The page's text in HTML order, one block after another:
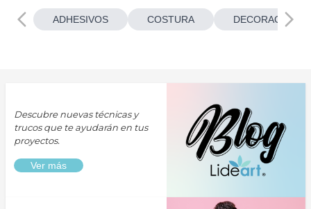
ADHESIVOS COSTURA
Descubre nuevas técnicas y
trucos que te ayudarán en tus
proyectos.
Ver más